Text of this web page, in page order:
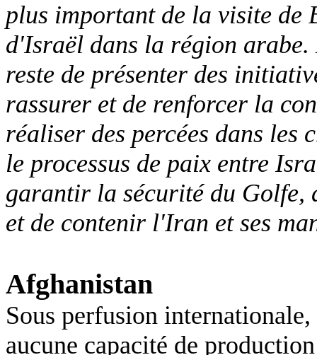
plus important de la visite de
d'Israël dans la région
reste de présenter des
rassurer et de renforcer la
réaliser des percées dans les
le processus de paix entre
garantir la sécurité du Golfe,
et de contenir l'Iran et ses
Afghanistan
Sous perfusion
aucune capacité de